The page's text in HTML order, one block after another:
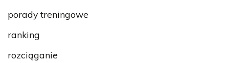
porady treningowe
ranking
rozciąganie